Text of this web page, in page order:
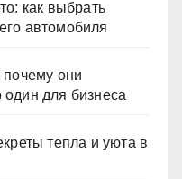
как выбрать
автомобиля
они
для бизнеса
тепла и уюта в